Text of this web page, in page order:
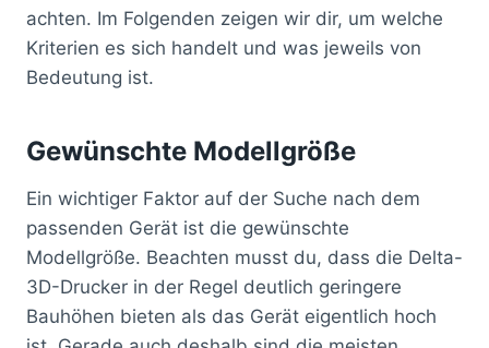
achten. Im Folgenden zeigen wir dir, um welche
Kriterien es sich handelt und was jeweils von
Bedeutung ist.
Gewünschte Modellgröße
Ein wichtiger Faktor auf der Suche nach dem
passenden Gerät ist die gewünschte
Modellgröße. Beachten musst du, dass die Delta-
3D-Drucker in der Regel deutlich geringere
Bauhöhen bieten als das Gerät eigentlich hoch